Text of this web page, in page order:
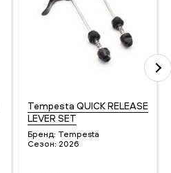
Tempesta QUICK RELEASE
LEVER SET
Бренд: Tempesta
Сезон: 2026